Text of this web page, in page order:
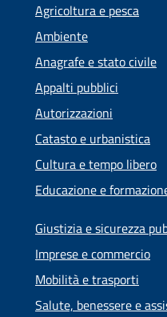
Agricoltura e pesca
Ambiente
Anagrafe e stato civile
Appalti pubblici
Autorizzazioni
Catasto e urbanistica
Cultura e tempo libero
Educazione e
Giustizia e sicurezza
Imprese e commercio
Mobilità e trasporti
Salute, benessere e